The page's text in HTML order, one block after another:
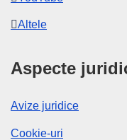
Altele
Aspecte
Avize juridice
Cookie-uri